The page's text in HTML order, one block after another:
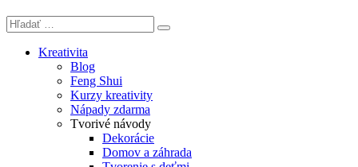
Kreativita
Blog
Feng Shui
Kurzy kreativity
Nápady zdarma
Tvorivé návody
Dekorácie
Domov a záhrada